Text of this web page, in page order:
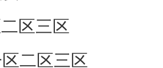
区三区
二区三区